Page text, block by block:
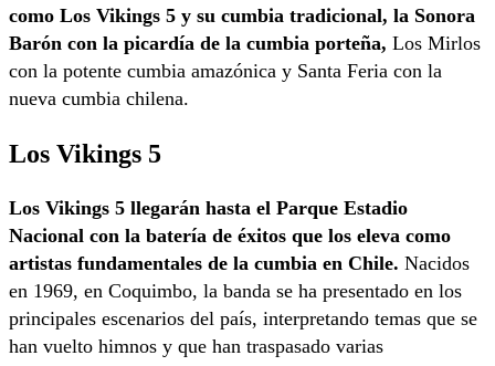
como Los Vikings 5 y su cumbia tradicional, la Sonora
Barón con la picardía de la cumbia porteña, Los Mirlos
con la potente cumbia amazónica y Santa Feria con la
nueva cumbia chilena.
Los Vikings 5
Los Vikings 5 llegarán hasta el Parque Estadio
Nacional con la batería de éxitos que los eleva como
artistas fundamentales de la cumbia en Chile. Nacidos
en 1969, en Coquimbo, la banda se ha presentado en los
principales escenarios del país, interpretando temas que se
han vuelto himnos y que han traspasado varias